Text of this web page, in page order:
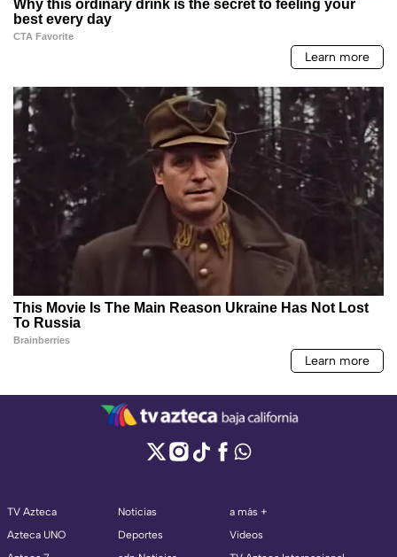
TV Azteca
Azteca UNO
Noticias
Deportes
a más +
Videos